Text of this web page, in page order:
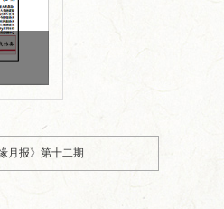
月报》第十二期